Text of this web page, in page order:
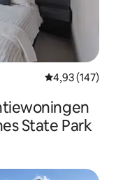
Gemiddelde
4,93 (147)
State Park